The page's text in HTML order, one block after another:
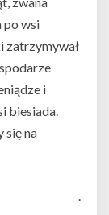
po wsi
zatrzymywał
i
biesiada.
się na
.